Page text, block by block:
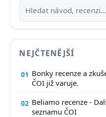
NEJČTENĚJŠÍ
01 Bonky recenze a
ČOI již varuje.
02 Beliamo recenze -
seznamu ČOI